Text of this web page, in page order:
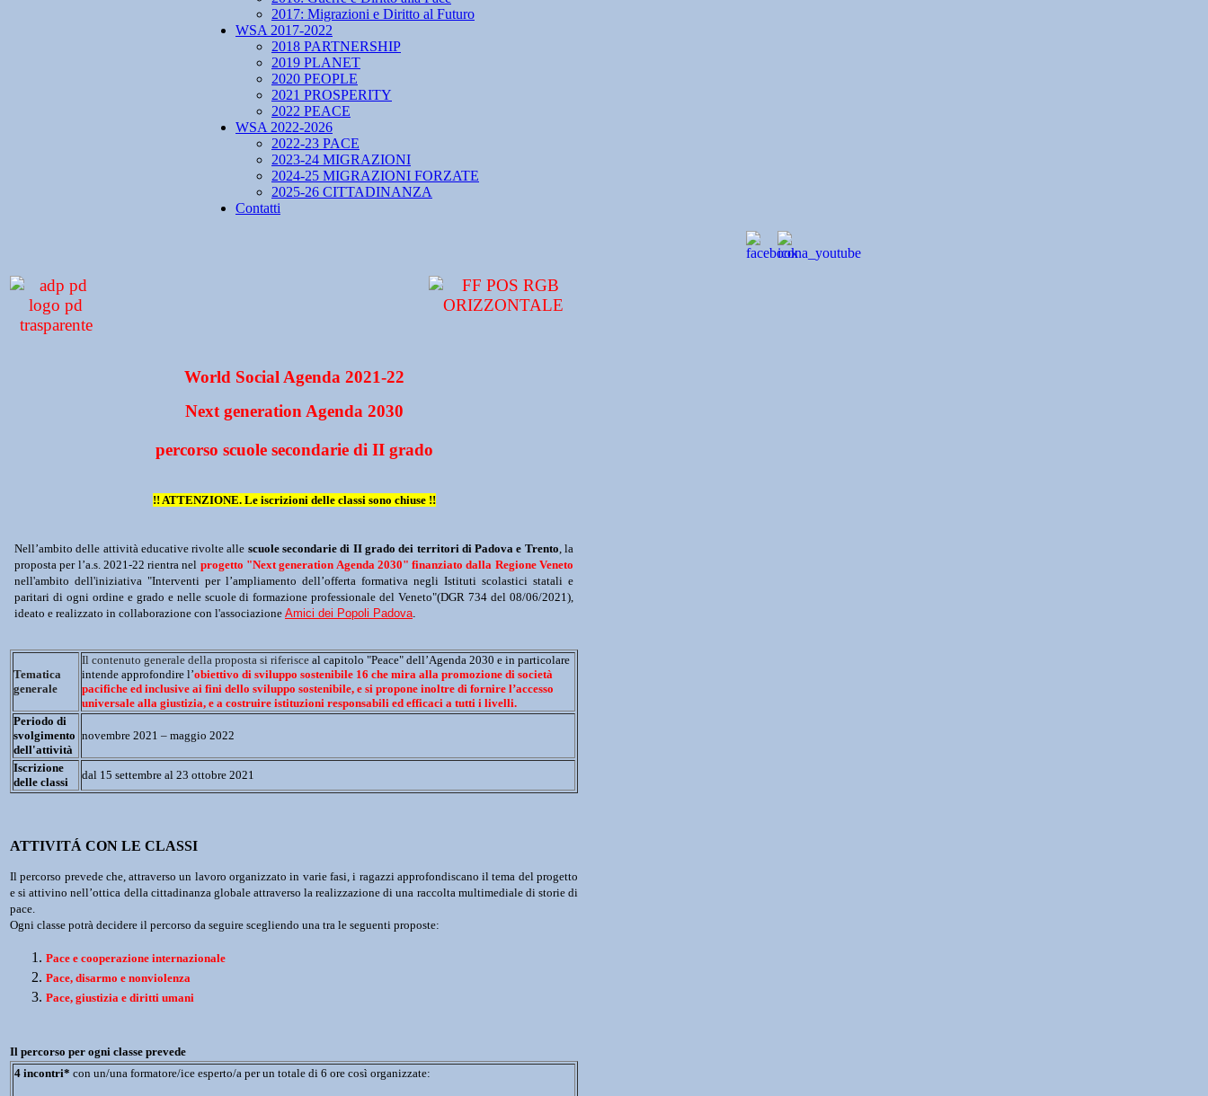
2017: Migrazioni e Diritto al Futuro
WSA 2017-2022
2018 PARTNERSHIP
2019 PLANET
2020 PEOPLE
2021 PROSPERITY
2022 PEACE
WSA 2022-2026
2022-23 PACE
2023-24 MIGRAZIONI
2024-25 MIGRAZIONI FORZATE
2025-26 CITTADINANZA
Contatti
World Social Agenda 2021-22
Next generation Agenda 2030
percorso scuole secondarie di II grado
!! ATTENZIONE. Le iscrizioni delle classi sono chiuse !!
Nell’ambito delle attività educative rivolte alle scuole secondarie di II grado dei territori di Padova e Trento, la
proposta per l’a.s. 2021-22 rientra nel progetto "Next generation Agenda 2030" finanziato dalla Regione Veneto
nell'ambito dell'iniziativa "Interventi per l’ampliamento dell’offerta formativa negli Istituti scolastici statali e
paritari di ogni ordine e grado e nelle scuole di formazione professionale del Veneto"(DGR 734 del 08/06/2021),
ideato e realizzato in collaborazione con l'associazione Amici dei Popoli Padova.
Tematica
generale
Il contenuto generale della proposta si riferisce al capitolo "Peace" dell’Agenda 2030 e in particolare
intende approfondire l’obiettivo di sviluppo sostenibile 16 che mira alla promozione di società
pacifiche ed inclusive ai fini dello sviluppo sostenibile, e si propone inoltre di fornire l’accesso
universale alla giustizia, e a costruire istituzioni responsabili ed efficaci a tutti i livelli.
Periodo di
svolgimento
dell'attività
novembre 2021 – maggio 2022
Iscrizione
delle classi
dal 15 settembre al 23 ottobre 2021
ATTIVITÁ CON LE CLASSI
Il percorso prevede che, attraverso un lavoro organizzato in varie fasi, i ragazzi approfondiscano il tema del progetto
e si attivino nell’ottica della cittadinanza globale attraverso la realizzazione di una raccolta multimediale di storie di
pace.
Ogni classe potrà decidere il percorso da seguire scegliendo una tra le seguenti proposte:
Pace e cooperazione internazionale
Pace, disarmo e nonviolenza
Pace, giustizia e diritti umani
Il percorso per ogni classe prevede
4 incontri* con un/una formatore/ice esperto/a per un totale di 6 ore così organizzate: